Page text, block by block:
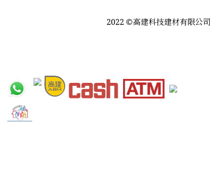
2022 ©高建科技建材有限公司